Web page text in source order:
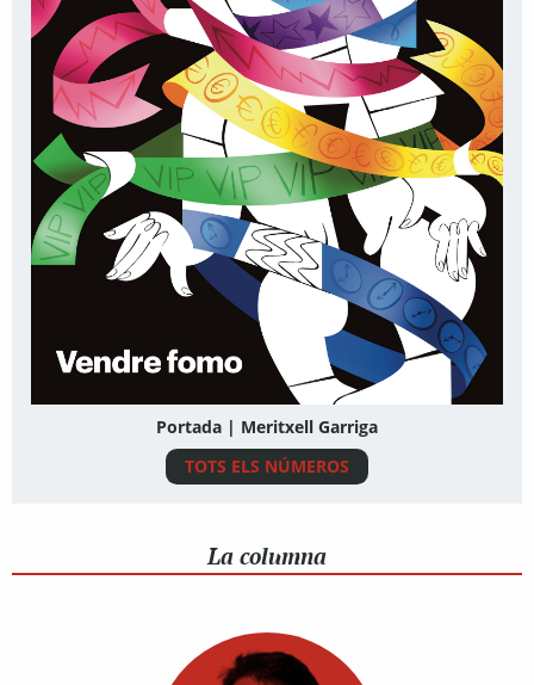
Portada | Meritxell Garriga
TOTS ELS NÚMEROS
La columna